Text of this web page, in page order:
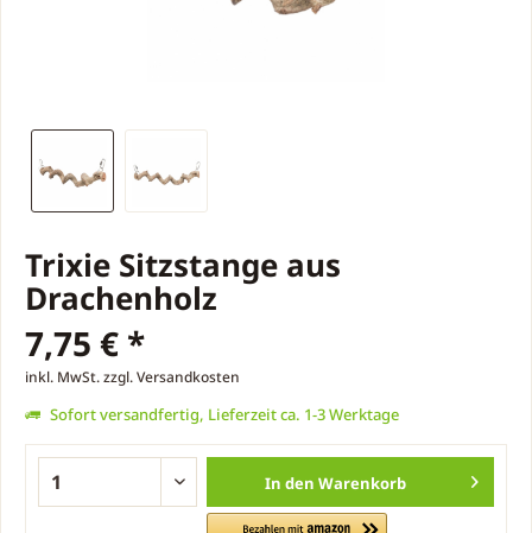
Trixie Sitzstange aus
Drachenholz
7,75 € *
inkl. MwSt.zzgl. Versandkosten
Sofort versandfertig, Lieferzeit ca. 1-3 Werktage
In den Warenkorb